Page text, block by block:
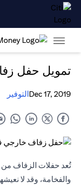
تمويل حفل
Dec 17, 2019التوفير
تُعد حفلات الزفاف من
والفخامة، وقد لا